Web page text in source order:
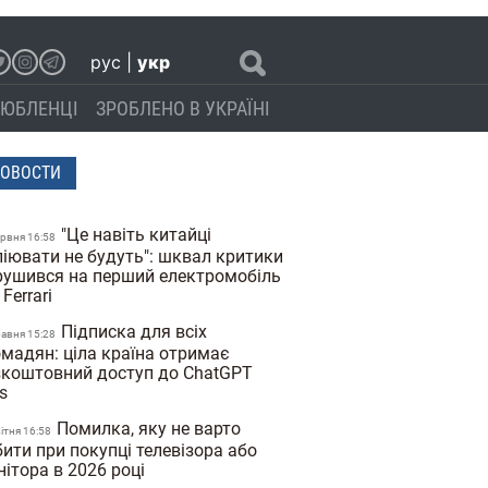
рус укр
ЗРОБЛЕНО В УКРАЇНІ
16:58
"Це навіть китайці
не будуть": шквал критики
на перший електромобіль
Ferrari
15:28
Підписка для всіх
ціла країна отримає
доступ до ChatGPT
16:58
Помилка, яку не варто
при покупці телевізора або
в 2026 році